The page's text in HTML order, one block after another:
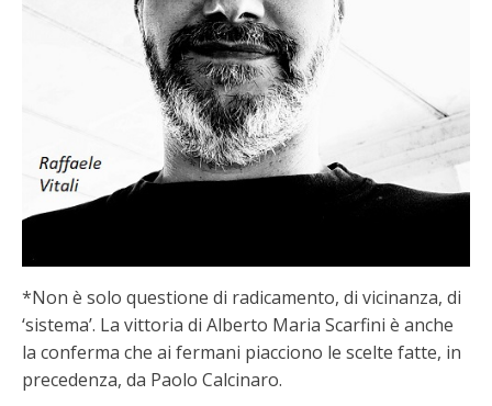
*Non è solo questione di radicamento, di vicinanza, di
‘sistema’. La vittoria di Alberto Maria Scarfini è anche
la conferma che ai fermani piacciono le scelte fatte, in
precedenza, da Paolo Calcinaro.